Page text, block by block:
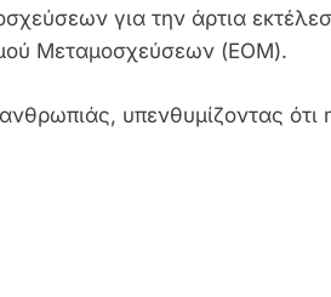
για την άρτια
Μεταμοσχεύσεων (ΕΟΜ).
υπενθυμίζοντας ότι